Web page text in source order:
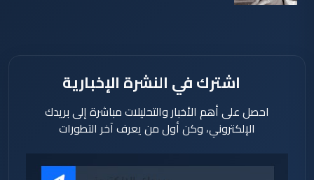
اشترك في النشرة الإخبارية
احصل على أهم الأخبار والتحليلات مباشرة إلى بريدك
الإلكتروني، وكن أول من يعرف آخر التطورات